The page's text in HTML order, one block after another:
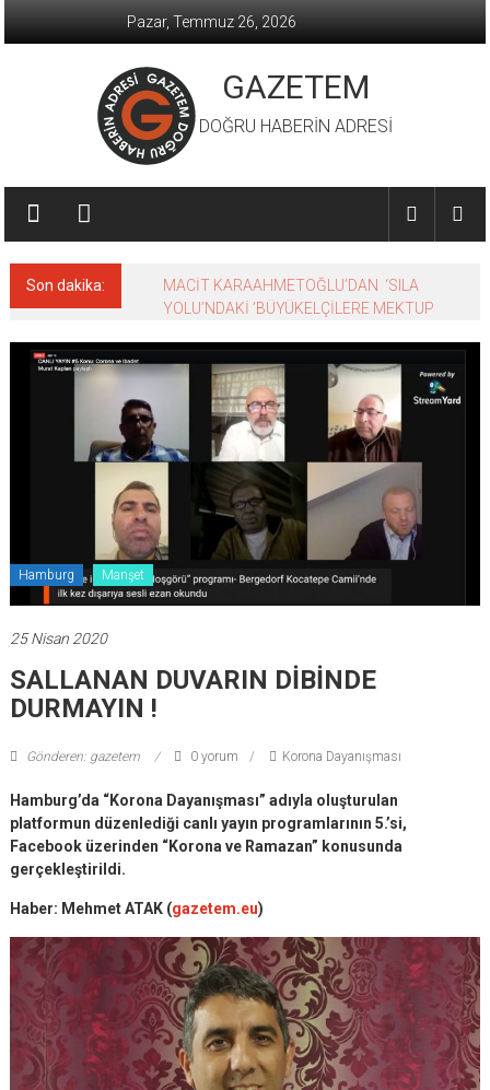
Pazar, Temmuz 26, 2026
GAZETEM
DOĞRU HABERİN ADRESİ
Son dakika:
MACİT KARAAHMETOĞLU’DAN ‘SILA
YOLU’NDAKİ ’BÜYÜKELÇİLERE MEKTUP
Hamburg Manşet
25 Nisan 2020
SALLANAN DUVARIN DİBİNDE
DURMAYIN !
Gönderen: gazetem 0 yorum Korona Dayanışması
Hamburg’da “Korona Dayanışması” adıyla oluşturulan
platformun düzenlediği canlı yayın programlarının 5.’si,
Facebook üzerinden “Korona ve Ramazan” konusunda
gerçekleştirildi.
Haber: Mehmet ATAK (gazetem.eu)